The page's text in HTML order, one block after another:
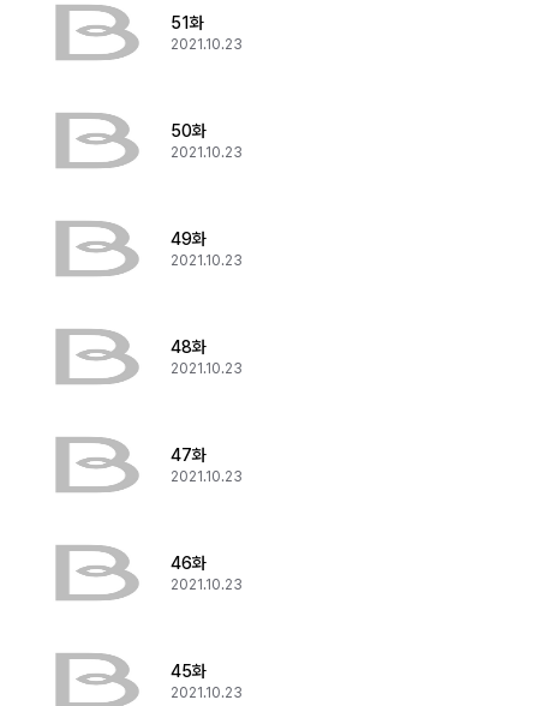
51화
2021.10.23
50화
2021.10.23
49화
2021.10.23
48화
2021.10.23
47화
2021.10.23
46화
2021.10.23
45화
2021.10.23